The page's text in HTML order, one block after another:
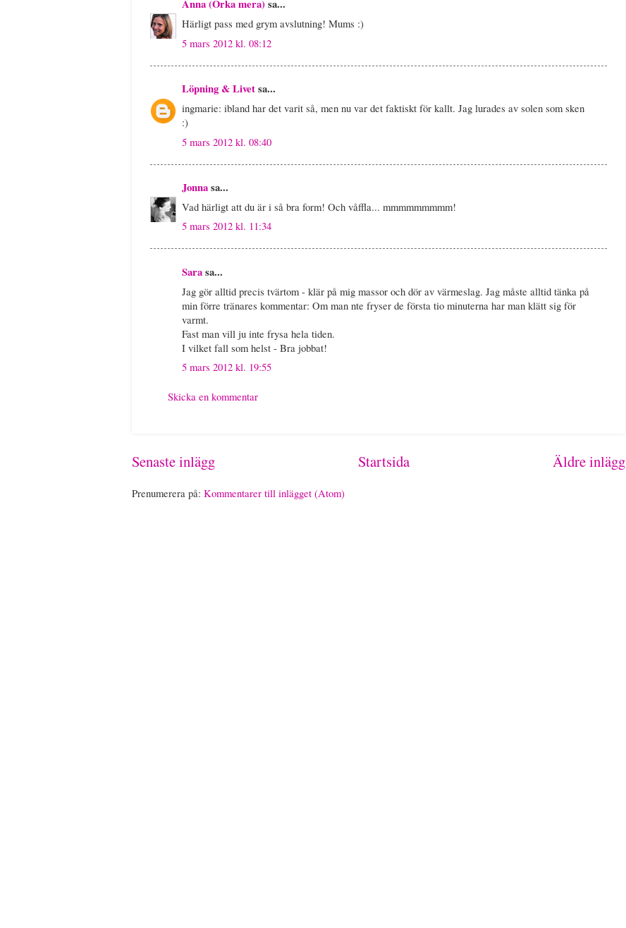
Anna (Orka mera)sa...
Härligt pass med grym avslutning! Mums :)
5 mars 2012 kl. 08:12
Löpning & Livetsa...
ingmarie: ibland har det varit så, men nu var det faktiskt för kallt. Jag lurades av solen som sken
:)
5 mars 2012 kl. 08:40
Jonnasa...
Vad härligt att du är i så bra form! Och våffla... mmmmmmmmm!
5 mars 2012 kl. 11:34
Sarasa...
Jag gör alltid precis tvärtom - klär på mig massor och dör av värmeslag. Jag måste alltid tänka på
min förre tränares kommentar: Om man nte fryser de första tio minuterna har man klätt sig för
varmt.
Fast man vill ju inte frysa hela tiden.
I vilket fall som helst - Bra jobbat!
5 mars 2012 kl. 19:55
Skicka en kommentar
Senaste inlägg Äldre inlägg
Startsida
Prenumerera på: Kommentarer till inlägget (Atom)